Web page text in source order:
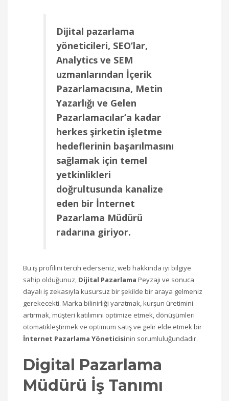
Dijital pazarlama
yöneticileri, SEO’lar,
Analytics ve SEM
uzmanlarından İçerik
Pazarlamacısına, Metin
Yazarlığı ve Gelen
Pazarlamacılar’a kadar
herkes şirketin işletme
hedeflerinin başarılmasını
sağlamak için temel
yetkinlikleri
doğrultusunda kanalize
eden bir İnternet
Pazarlama Müdürü
radarına giriyor.
Bu iş profilini tercih ederseniz, web hakkında iyi bilgiye
sahip olduğunuz, Dijital Pazarlama Peyzajı ve sonuca
dayalı iş zekasıyla kusursuz bir şekilde bir araya gelmeniz
gerekecekti. Marka bilinirliği yaratmak, kurşun üretimini
artırmak, müşteri katılımını optimize etmek, dönüşümleri
otomatikleştirmek ve optimum satış ve gelir elde etmek bir
İnternet Pazarlama Yöneticisinin sorumluluğundadır.
Digital Pazarlama
Müdürü İş Tanımı